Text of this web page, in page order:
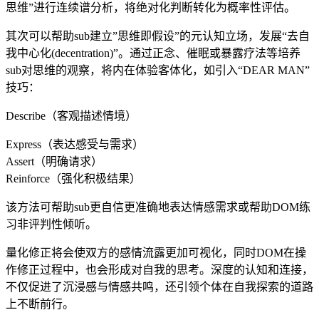
思维”进行连续谱分析，将绝对化判断转化为概率性评估。
其次可以帮助sub建立”思维即假设”的元认知立场，发展“去自
我中心化(decentration)”。通过正念、催眠或暴露疗法等培养
sub对思维的观察，将内在体验客体化，如引入“DEAR MAN”
技巧：
Describe（客观描述情境）
Express（表达感受与需求）
Assert（明确请求）
Reinforce（强化积极结果）
该方法可帮助sub更自信更准确地表达情感需求或帮助DOM练
习非评判性倾听。
量化修正将会使双方的感情流露更加可视化，同时DOM在操
作修正过程中，也会形成对自我的思考。深度的认知和连接，
不仅促进了沉浸感与情感共鸣，还引领个体在自我探索的道路
上不断前行。